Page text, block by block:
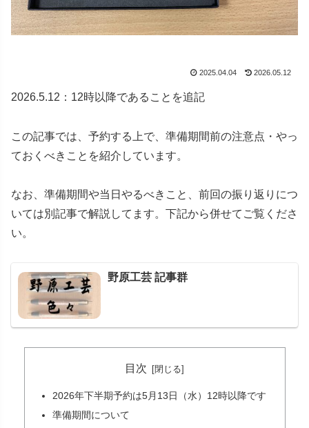
2025.04.04 2026.05.12
2026.5.12：12時以降であることを追記
この記事では、予約する上で、準備期間前の注意点・やっ
ておくべきことを紹介しています。
なお、準備期間や当日やるべきこと、前回の振り返りにつ
いては別記事で解説してます。下記から併せてご覧くださ
い。
野原工芸 記事群
目次
2026年下半期予約は5月13日（水）12時以降です
準備期間について